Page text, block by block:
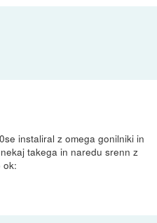
instaliral z omega gonilniki in
takega in naredu srenn z
ok: